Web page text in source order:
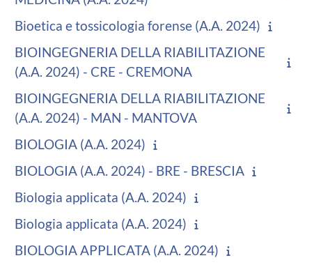
Bioetica e tossicologia forense (A.A. 2024)
BIOINGEGNERIA DELLA RIABILITAZIONE
(A.A. 2024) - CRE - CREMONA
BIOINGEGNERIA DELLA RIABILITAZIONE
(A.A. 2024) - MAN - MANTOVA
BIOLOGIA (A.A. 2024)
BIOLOGIA (A.A. 2024) - BRE - BRESCIA
Biologia applicata (A.A. 2024)
Biologia applicata (A.A. 2024)
BIOLOGIA APPLICATA (A.A. 2024)